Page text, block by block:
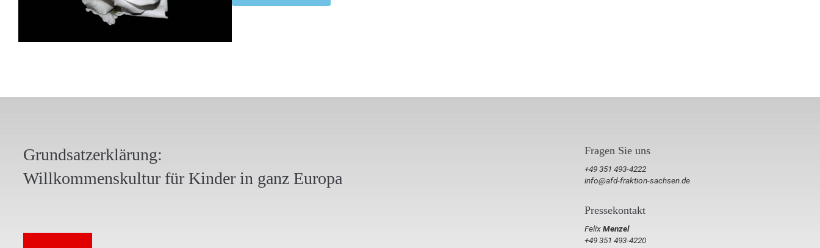
Grundsatzerklärung:
Willkommenskultur für Kinder in ganz Europa
Fragen Sie uns
+49 351 493-4222
info@afd-fraktion-sachsen.de
Pressekontakt
FelixMenzel
+49 351 493-4220